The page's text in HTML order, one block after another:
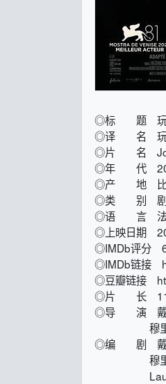
◎标 题 玩
◎译 名 玩火
◎片 名
◎年 代
◎产 地 比
◎类 别 剧
◎语 言 法
◎上映日期
◎IMDb评分
◎IMDb链接
◎豆瓣链接
◎片 长
◎导 演 戴
穆里尔
◎编 剧 戴
穆里尔
Laurent